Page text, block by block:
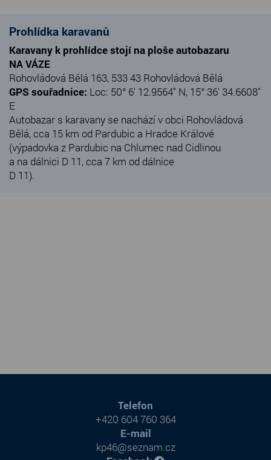
Prohlídka karavanů
Karavany k prohlídce stojí na ploše autobazaru
NA VÁZE
Rohovládová Bělá 163, 533 43 Rohovládová Bělá
GPS souřadnice: Loc: 50° 6' 12.9564" N, 15° 36' 34.6608"
E
Autobazar s karavany se nachází v obci Rohovládová
Bělá, cca 15 km od Pardubic a Hradce Králové
(výpadovka z Pardubic na Chlumec nad Cidlinou
a na dálnici D 11, cca 7 km od dálnice
D 11).
Telefon
+420 604 760 364
E-mail
kp46@seznam.cz